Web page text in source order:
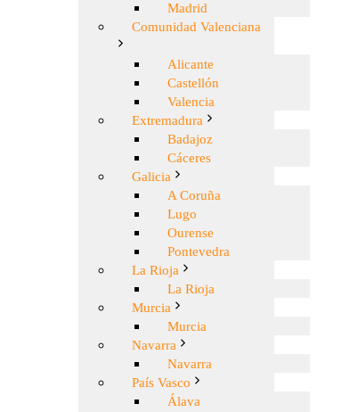
Madrid
Comunidad Valenciana
Alicante
Castellón
Valencia
Extremadura
Badajoz
Cáceres
Galicia
A Coruña
Lugo
Ourense
Pontevedra
La Rioja
La Rioja
Murcia
Murcia
Navarra
Navarra
País Vasco
Álava